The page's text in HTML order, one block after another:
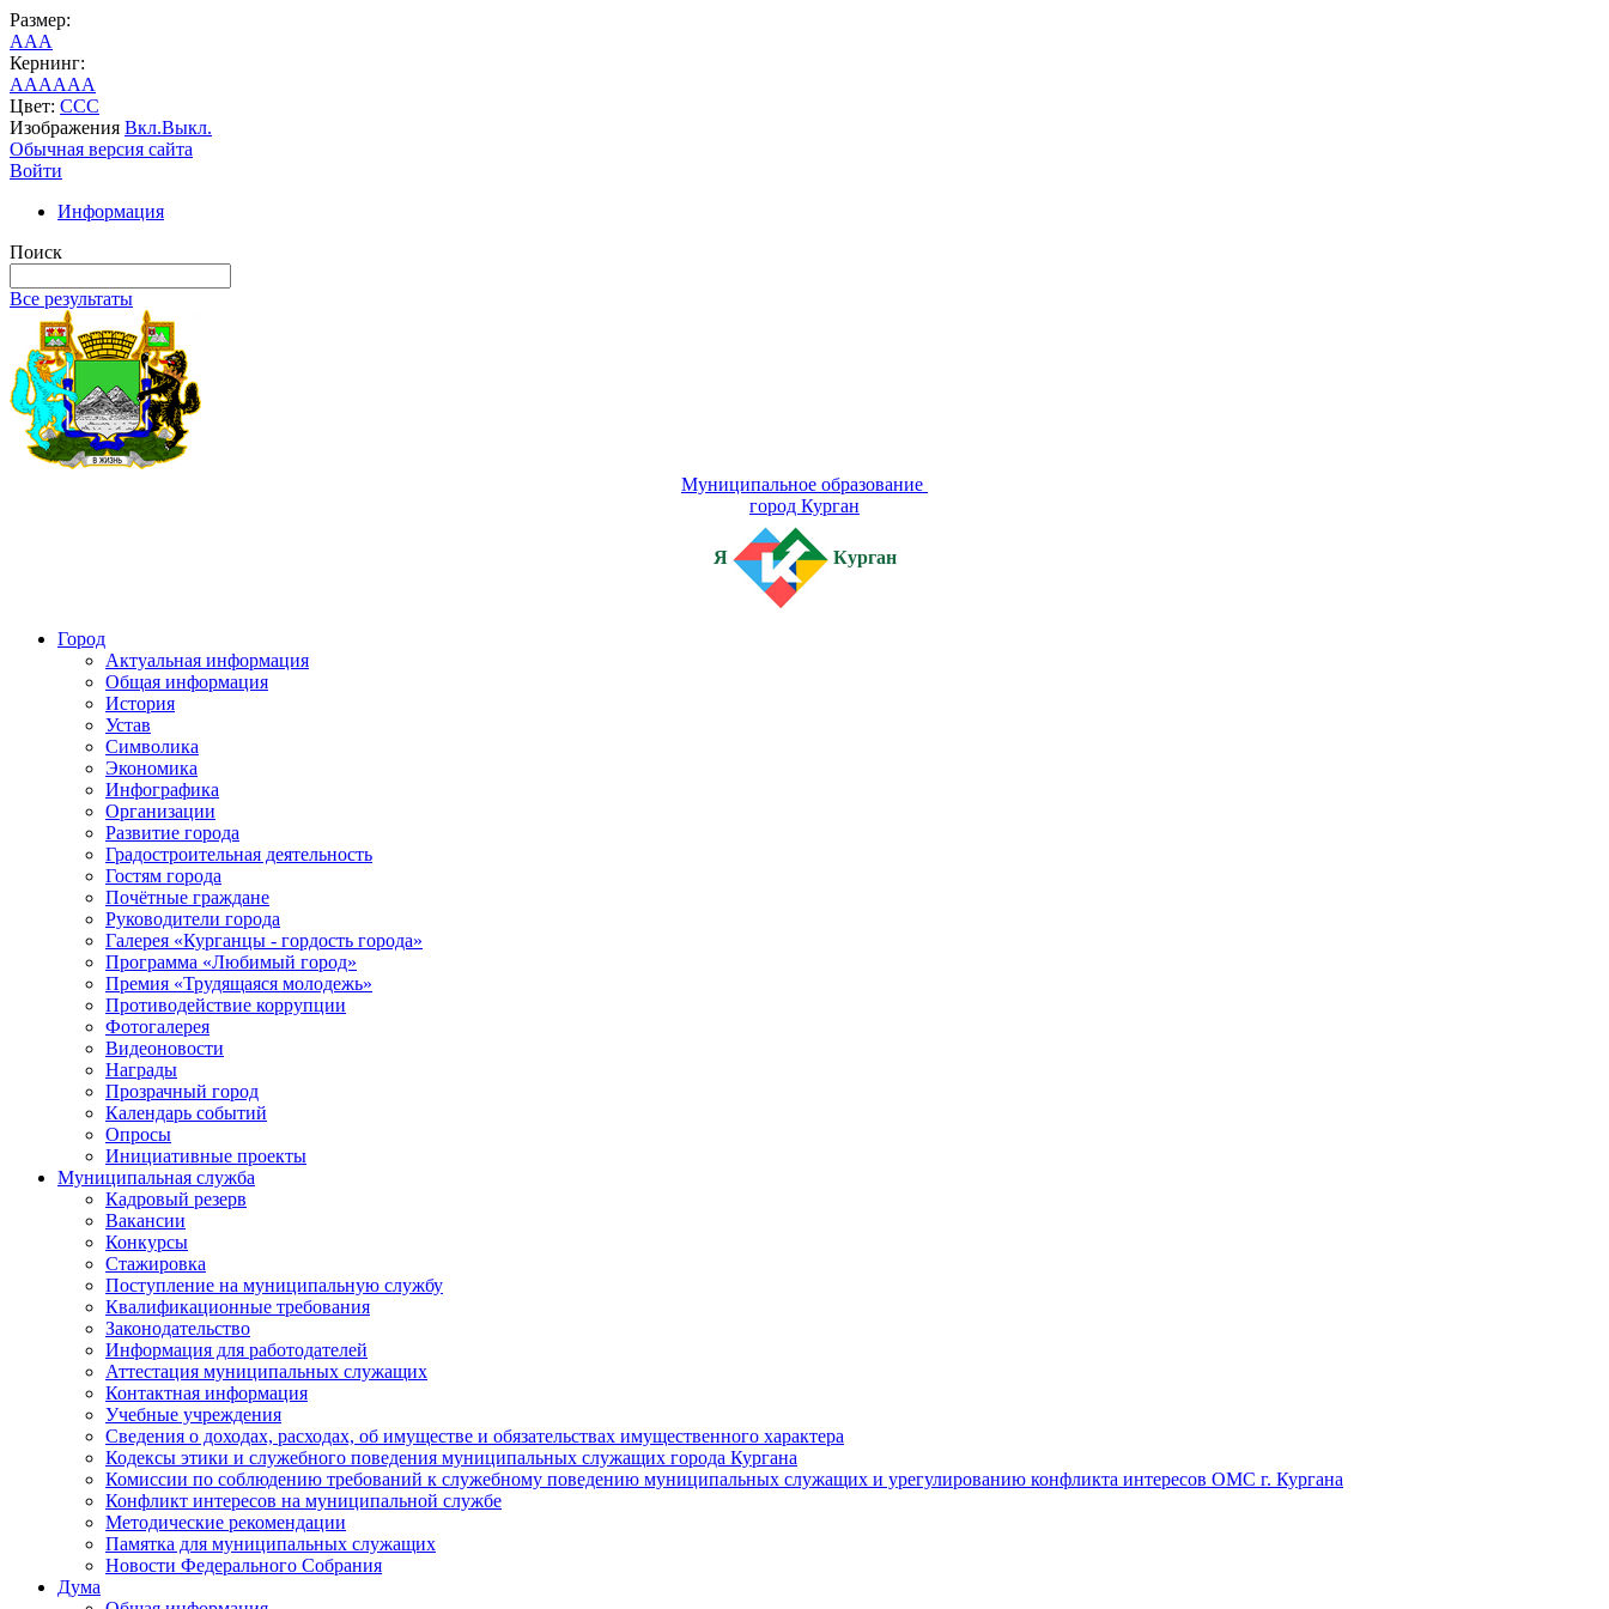
Размер:
AAA
Кернинг:
AAAAAA
Цвет: CCC
Изображения Вкл.Выкл.
Обычная версия сайта
Войти
Информация
Поиск
Все результаты
Муниципальное образование
город Курган
Я Курган
Город
Актуальная информация
Общая информация
История
Устав
Символика
Экономика
Инфографика
Организации
Развитие города
Градостроительная деятельность
Гостям города
Почётные граждане
Руководители города
Галерея «Курганцы - гордость города»
Программа «Любимый город»
Премия «Трудящаяся молодежь»
Противодействие коррупции
Фотогалерея
Видеоновости
Награды
Прозрачный город
Календарь событий
Опросы
Инициативные проекты
Муниципальная служба
Кадровый резерв
Вакансии
Конкурсы
Стажировка
Поступление на муниципальную службу
Квалификационные требования
Законодательство
Информация для работодателей
Аттестация муниципальных служащих
Контактная информация
Учебные учреждения
Сведения о доходах, расходах, об имуществе и обязательствах имущественного характера
Кодексы этики и служебного поведения муниципальных служащих города Кургана
Комиссии по соблюдению требований к служебному поведению муниципальных служащих и урегулированию конфликта интересов ОМС г. Кургана
Конфликт интересов на муниципальной службе
Методические рекомендации
Памятка для муниципальных служащих
Новости Федерального Cобрания
Дума